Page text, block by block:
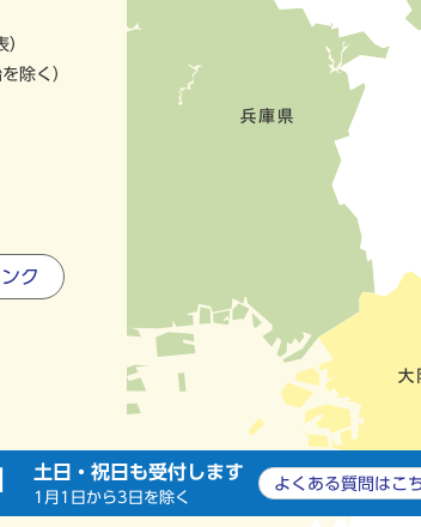
除く）
ク
土日・祝日も受付します
1月1日から3日を除く
よくある質問は こ